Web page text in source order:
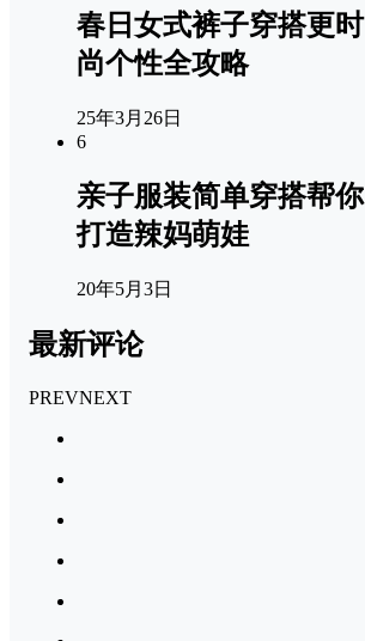
春日女式裤子穿搭更时
尚个性全攻略
25年3月26日
6
亲子服装简单穿搭帮你
打造辣妈萌娃
20年5月3日
最新评论
PREVNEXT